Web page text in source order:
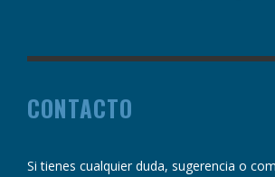
CONTACTO
Si tienes cualquier duda, sugerencia o